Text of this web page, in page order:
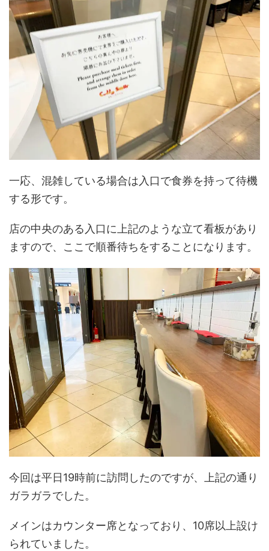
一応、混雑している場合は入口で食券を持って待機
する形です。
店の中央のある入口に上記のような立て看板があり
ますので、ここで順番待ちをすることになります。
今回は平日19時前に訪問したのですが、上記の通り
ガラガラでした。
メインはカウンター席となっており、10席以上設け
られていました。